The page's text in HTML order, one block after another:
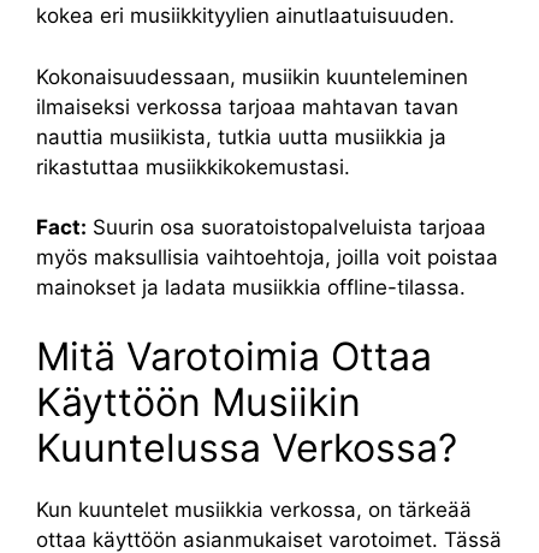
kokea eri musiikkityylien ainutlaatuisuuden.
Kokonaisuudessaan, musiikin kuunteleminen
ilmaiseksi verkossa tarjoaa mahtavan tavan
nauttia musiikista, tutkia uutta musiikkia ja
rikastuttaa musiikkikokemustasi.
Fact: Suurin osa suoratoistopalveluista tarjoaa
myös maksullisia vaihtoehtoja, joilla voit poistaa
mainokset ja ladata musiikkia offline-tilassa.
Mitä Varotoimia Ottaa
Käyttöön Musiikin
Kuuntelussa Verkossa?
Kun kuuntelet musiikkia verkossa, on tärkeää
ottaa käyttöön asianmukaiset varotoimet. Tässä